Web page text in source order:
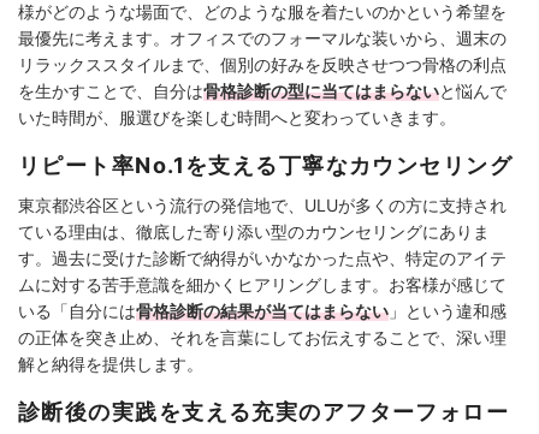
様がどのような場面で、どのような服を着たいのかという希望を
最優先に考えます。オフィスでのフォーマルな装いから、週末の
リラックススタイルまで、個別の好みを反映させつつ骨格の利点
を生かすことで、自分は骨格診断の型に当てはまらないと悩んで
いた時間が、服選びを楽しむ時間へと変わっていきます。
リピート率No.1を支える丁寧なカウンセリング
東京都渋谷区という流行の発信地で、ULUが多くの方に支持され
ている理由は、徹底した寄り添い型のカウンセリングにありま
す。過去に受けた診断で納得がいかなかった点や、特定のアイテ
ムに対する苦手意識を細かくヒアリングします。お客様が感じて
いる「自分には骨格診断の結果が当てはまらない 」という違和感
の正体を突き止め、それを言葉にしてお伝えすることで、深い理
解と納得を提供します。
診断後の実践を支える充実のアフターフォロー